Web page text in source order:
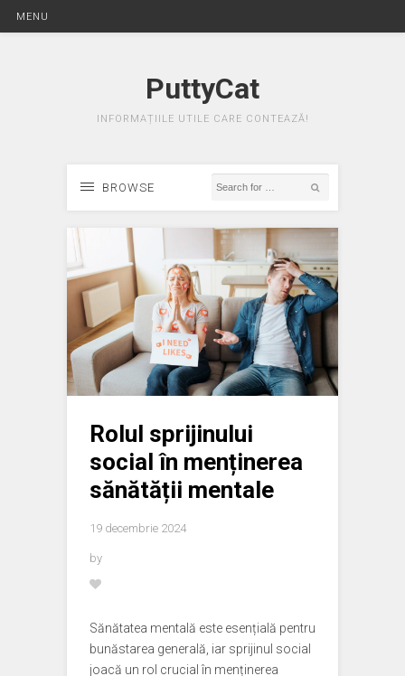
MENU
PuttyCat
INFORMAȚIILE UTILE CARE CONTEAZĂ!
BROWSE
Rolul sprijinului
social în menținerea
sănătății mentale
19 decembrie 2024
by
Sănătatea mentală este esențială pentru
bunăstarea generală, iar sprijinul social
joacă un rol crucial în menținerea